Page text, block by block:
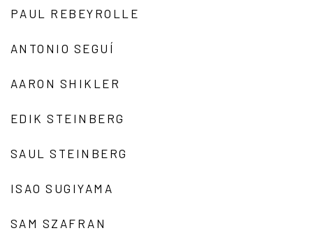
PAUL REBEYROLLE
ANTONIO SEGUÍ
AARON SHIKLER
EDIK STEINBERG
SAUL STEINBERG
ISAO SUGIYAMA
SAM SZAFRAN